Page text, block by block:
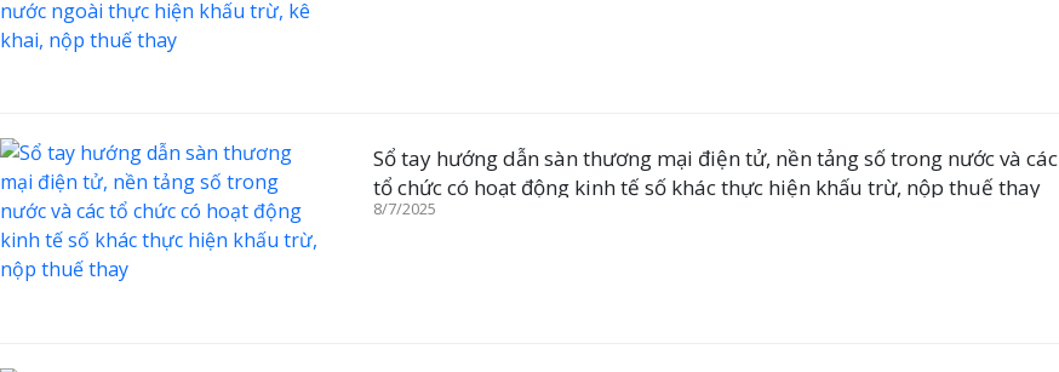
Sổ tay hướng dẫn sàn thương mại điện tử, nền tảng số trong nước và các
tổ chức có hoạt động kinh tế số khác thực hiện khấu trừ, nộp thuế thay
8/7/2025